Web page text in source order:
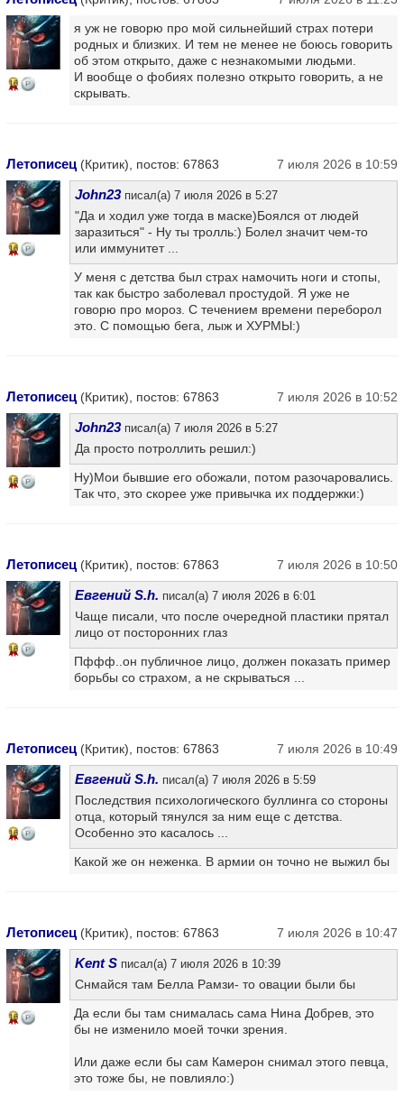
16
я уж не говорю про мой сильнейший страх потери
родных и близких. И тем не менее не боюсь говорить
об этом открыто, даже с незнакомыми людьми.
И вообще о фобиях полезно открыто говорить, а не
скрывать.
Летописец (Критик), постов: 67863 7 июля 2026 в 10:59
16
John23писал(а) 7 июля 2026 в 5:27
"Да и ходил уже тогда в маске)Боялся от людей
заразиться" - Ну ты тролль:) Болел значит чем-то
или иммунитет ...
У меня с детства был страх намочить ноги и стопы,
так как быстро заболевал простудой. Я уже не
говорю про мороз. С течением времени переборол
это. С помощью бега, лыж и ХУРМЫ:)
Летописец (Критик), постов: 67863 7 июля 2026 в 10:52
16
John23писал(а) 7 июля 2026 в 5:27
Да просто потроллить решил:)
Ну)Мои бывшие его обожали, потом разочаровались.
Так что, это скорее уже привычка их поддержки:)
Летописец (Критик), постов: 67863 7 июля 2026 в 10:50
16
Евгений S.h. писал(а) 7 июля 2026 в 6:01
Чаще писали, что после очередной пластики прятал
лицо от посторонних глаз
Пффф..он публичное лицо, должен показать пример
борьбы со страхом, а не скрываться ...
Летописец (Критик), постов: 67863 7 июля 2026 в 10:49
16
Евгений S.h. писал(а) 7 июля 2026 в 5:59
Последствия психологического буллинга со стороны
отца, который тянулся за ним еще с детства.
Особенно это касалось ...
Какой же он неженка. В армии он точно не выжил бы
Летописец (Критик), постов: 67863 7 июля 2026 в 10:47
16
Kent S писал(а) 7 июля 2026 в 10:39
Снмайся там Белла Рамзи- то овации были бы
Да если бы там снималась сама Нина Добрев, это
бы не изменило моей точки зрения.
Или даже если бы сам Камерон снимал этого певца,
это тоже бы, не повлияло:)